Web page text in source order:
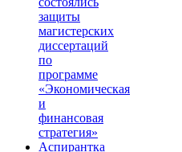
защиты
магистерских
диссертаций
по
программе
«Экономическая
и
финансовая
стратегия»
Аспирантка